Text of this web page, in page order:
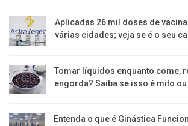
Aplicadas 26 mil doses de
várias cidades; veja se é o seu
Tomar líquidos enquanto come,
engorda? Saiba se isso é mito
Entenda o que é Ginástica